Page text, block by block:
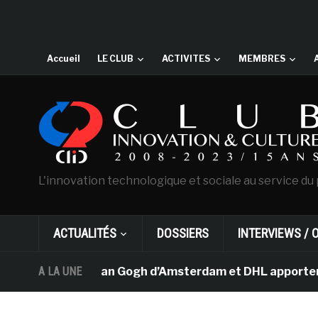
Accueil LE CLUB ACTIVITES MEMBRES
L'innovation technologique et sociale au service
ACTUALITÉS DOSSIERS INTERVIEWS /
A LA UNE
Le musée Van Gogh d’Amsterdam et DHL